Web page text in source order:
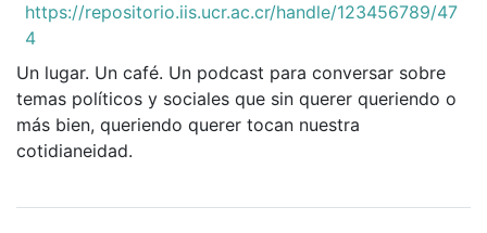
https://repositorio.iis.ucr.ac.cr/handle/123456789/47
4
Un lugar. Un café. Un podcast para conversar sobre
temas políticos y sociales que sin querer queriendo o
más bien, queriendo querer tocan nuestra
cotidianeidad.